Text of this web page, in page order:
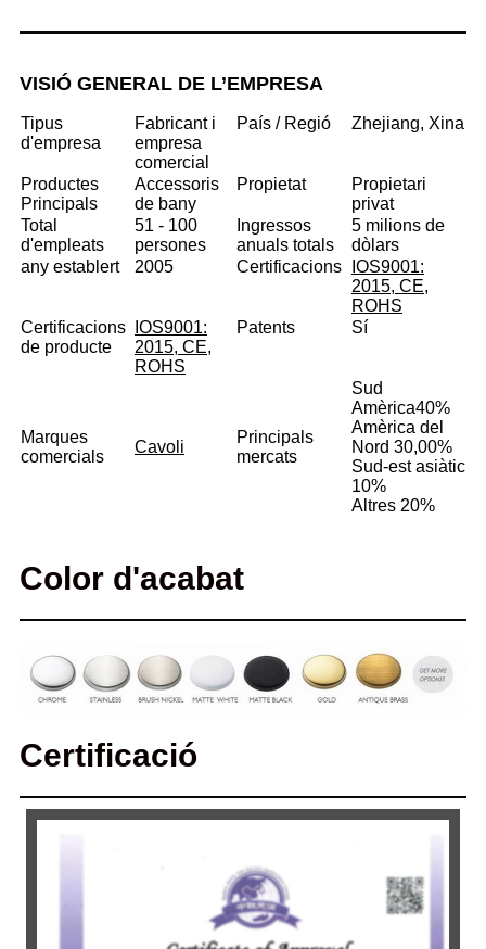
VISIÓ GENERAL DE L’EMPRESA
Tipus
d'empresa
Fabricant i
empresa
comercial
País / Regió Zhejiang, Xina
Productes
Principals
Accessoris
de bany
Propietat
Propietari
privat
Total
d'empleats
51 - 100
persones
Ingressos
anuals totals
5 milions de
dòlars
any establert
2005 Certificacions
IOS9001:
2015, CE,
ROHS
Certificacions
de producte
IOS9001:
2015, CE,
ROHS
Patents Sí
Marques
comercials
Cavoli
Principals
mercats
Sud
Amèrica40%
Amèrica del
Nord 30,00%
Sud-est asiàtic
10%
Altres 20%
Color d'acabat
Certificació